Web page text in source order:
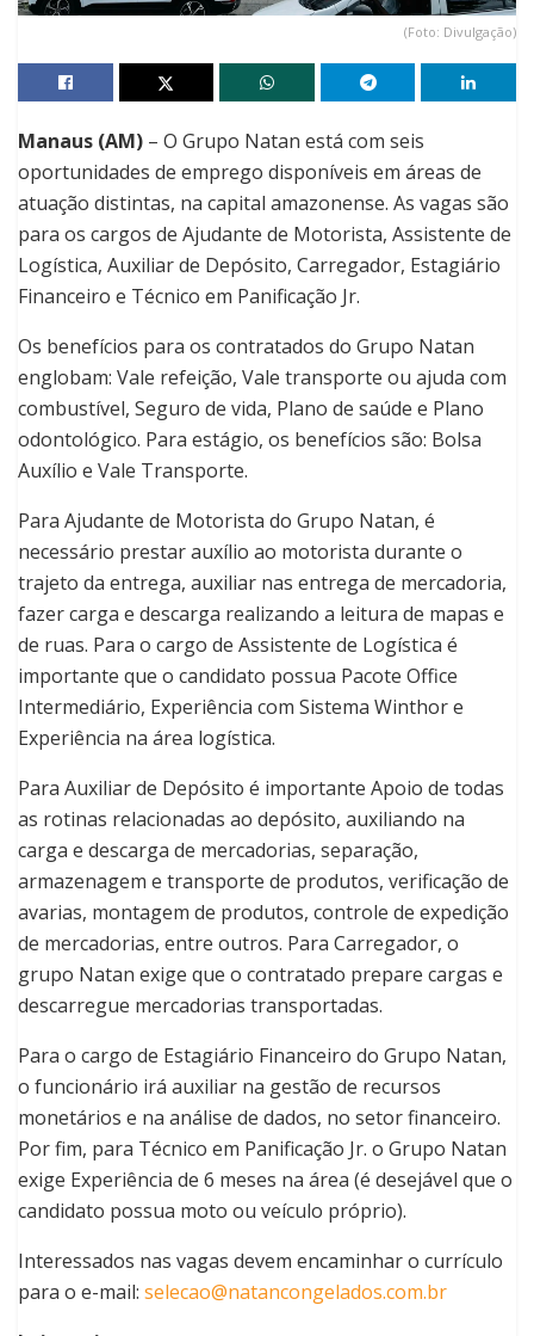
(Foto: Divulgação)
Manaus (AM) – O Grupo Natan está com seis
oportunidades de emprego disponíveis em áreas de
atuação distintas, na capital amazonense. As vagas são
para os cargos de Ajudante de Motorista, Assistente de
Logística, Auxiliar de Depósito, Carregador, Estagiário
Financeiro e Técnico em Panificação Jr.
Os benefícios para os contratados do Grupo Natan
englobam: Vale refeição, Vale transporte ou ajuda com
combustível, Seguro de vida, Plano de saúde e Plano
odontológico. Para estágio, os benefícios são: Bolsa
Auxílio e Vale Transporte.
Para Ajudante de Motorista do Grupo Natan, é
necessário prestar auxílio ao motorista durante o
trajeto da entrega, auxiliar nas entrega de mercadoria,
fazer carga e descarga realizando a leitura de mapas e
de ruas. Para o cargo de Assistente de Logística é
importante que o candidato possua Pacote Office
Intermediário, Experiência com Sistema Winthor e
Experiência na área logística.
Para Auxiliar de Depósito é importante Apoio de todas
as rotinas relacionadas ao depósito, auxiliando na
carga e descarga de mercadorias, separação,
armazenagem e transporte de produtos, verificação de
avarias, montagem de produtos, controle de expedição
de mercadorias, entre outros. Para Carregador, o
grupo Natan exige que o contratado prepare cargas e
descarregue mercadorias transportadas.
Para o cargo de Estagiário Financeiro do Grupo Natan,
o funcionário irá auxiliar na gestão de recursos
monetários e na análise de dados, no setor financeiro.
Por fim, para Técnico em Panificação Jr. o Grupo Natan
exige Experiência de 6 meses na área (é desejável que o
candidato possua moto ou veículo próprio).
Interessados nas vagas devem encaminhar o currículo
para o e-mail: selecao@natancongelados.com.br